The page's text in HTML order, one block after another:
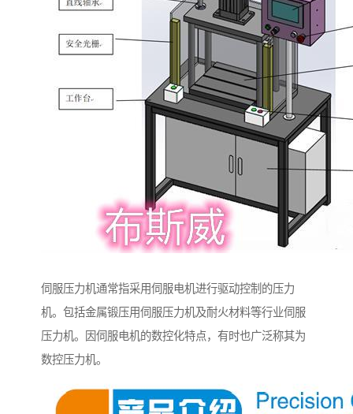
伺服压力机通常指采用伺服电机进行驱动控制的压力
机。包括金属锻压用伺服压力机及耐火材料等行业伺服
压力机。因伺服电机的数控化特点，有时也广泛称其为
数控压力机。